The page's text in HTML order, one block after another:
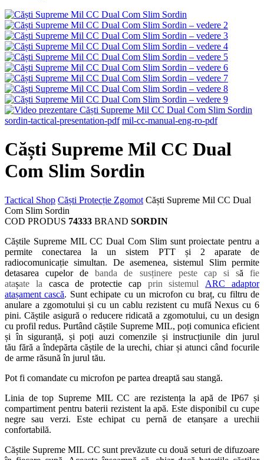
sordin-tactical-presentation-pdf mil-cc-manual-eng-ro-pdf
Căști Supreme Mil CC Dual
Com Slim Sordin
Tactical Shop Căști Protecție Zgomot Căști Supreme Mil CC Dual
Com Slim Sordin
COD PRODUS 74333 BRAND SORDIN
Căștile Supreme MIL CC Dual Com Slim sunt proiectate pentru a
permite conectarea la un sistem PTT și 2 aparate de
radiocomunicație simultan. De asemenea, sistemul Slim permite
detasarea cupelor debanda de susținere peste cap si să fie
atașate la casca de protectie capprin sistemul ARC adaptor
atașament cască. Sunt echipate cu un microfon cu braț, cu filtru de
anulare a zgomotului și cu un cablu rezistent cu mufă Nexus cu 6
pini. Căștile asigură o reducere ridicată a zgomotului, cu un design
cu profil redus. Purtând căștile Supreme MIL, poți comunica eficient
și în siguranță, și poți auzi comenzile și instrucțiunile din jurul
tău fără a îndepărta căștile de la urechi, chiar și atunci când focurile
de arme răsună în jurul tău.
Pot fi comandate cu microfon pe partea dreaptă sau stangă.
Linia de top Supreme MIL CC are rezistența la apă de IP67 și
compartiment pentru baterii rezistent la apă. Este disponibil cu cupe
negre sau verzi. Este echipat cu pernă de etanșare a urechii
confortabilă.
Căștile SupremeMIL CC sunt prevăzute cu două seturi de difuzoare